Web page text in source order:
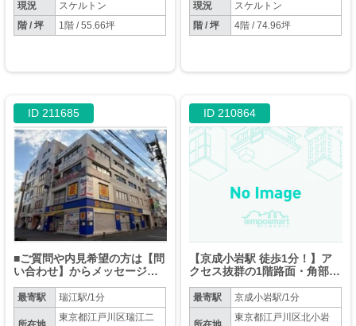
現況
スケルトン
階 / 坪
1階 / 55.66坪
現況
スケルトン
階 / 坪
4階 / 74.96坪
ID 211685
■ご質問や内見希望の方は【問
い合わせ】からメッセージを
控えください。
最寄駅 瑞江駅/1分
東京都江戸川区瑞江二
ID 210864
【京成小岩駅 徒歩1分！】ア
クセス抜群の1階路面・角部屋
最寄駅 京成小岩駅/1分
東京都江戸川区北小岩